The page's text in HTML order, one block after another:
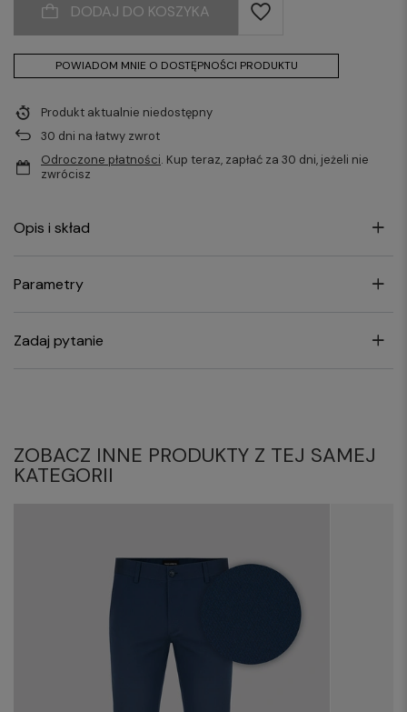
DODAJ DO KOSZYKA
POWIADOM MNIE O DOSTĘPNOŚCI PRODUKTU
Produkt aktualnie niedostępny
30 dni na łatwy zwrot
Odroczone płatności. Kup teraz, zapłać za 30 dni, jeżeli nie
zwrócisz
Opis i skład
Parametry
Zadaj pytanie
ZOBACZ INNE PRODUKTY Z TEJ SAMEJ
KATEGORII